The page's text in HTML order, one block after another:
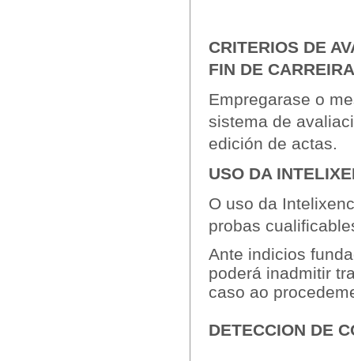
CRITERIOS DE
FIN DE CARREIRA
Empregarase o
sistema de
edición de actas.
USO DA
O uso da
probas
Ante indicios
poderá inadmitir
caso ao
DETECCION DE